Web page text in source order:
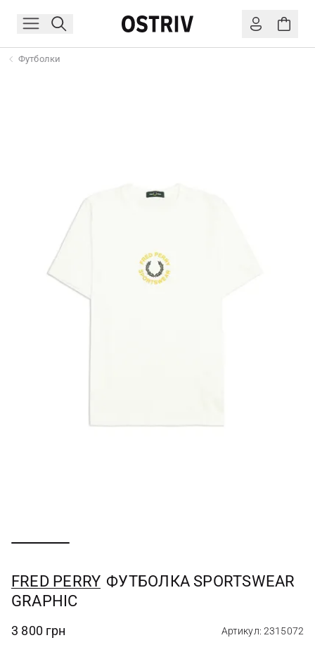
Футболки
FRED PERRY ФУТБОЛКА SPORTSWEAR
GRAPHIC
3 800 грн Артикул: 2315072